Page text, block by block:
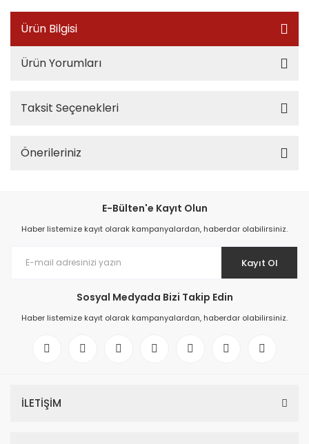
Ürün Bilgisi
Ürün Yorumları
Taksit Seçenekleri
Önerileriniz
E-Bülten'e Kayıt Olun
Haber listemize kayıt olarak kampanyalardan, haberdar olabilirsiniz.
Kayıt Ol
Sosyal Medyada Bizi Takip Edin
Haber listemize kayıt olarak kampanyalardan, haberdar olabilirsiniz.
İLETİŞİM